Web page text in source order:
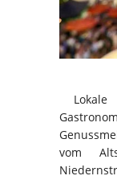
Lokale
vom